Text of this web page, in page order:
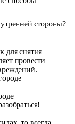
стороны?
для снятия
провести
то всегда